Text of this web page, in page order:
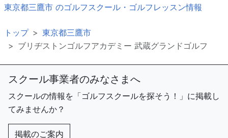
東京都三鷹市 のゴルフスクール・ゴルフレッスン情報
トップ
東京都三鷹市
ブリヂストンゴルフアカデミー 武蔵グランドゴルフ
スクール事業者のみなさまへ
スクールの情報を「ゴルフスクールを探そう！」に掲載し
てみませんか？
掲載のご案内